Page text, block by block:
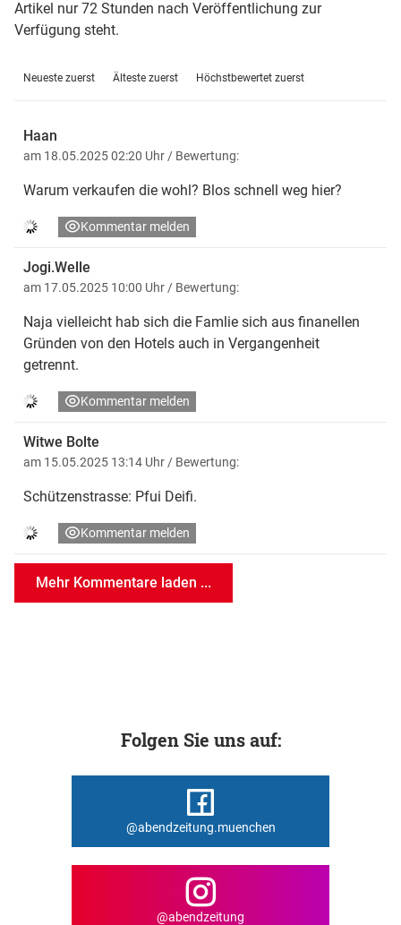
Artikel nur 72 Stunden nach Veröffentlichung zur
Verfügung steht.
Neueste zuerst Älteste zuerst Höchstbewertet zuerst
Haan
am 18.05.2025 02:20 Uhr/ Bewertung:
Warum verkaufen die wohl? Blos schnell weg hier?
Kommentar melden
Jogi.Welle
am 17.05.2025 10:00 Uhr/ Bewertung:
Naja vielleicht hab sich die Famlie sich aus finanellen
Gründen von den Hotels auch in Vergangenheit
getrennt.
Kommentar melden
Witwe Bolte
am 15.05.2025 13:14 Uhr/ Bewertung:
Schützenstrasse: Pfui Deifi.
Kommentar melden
Mehr Kommentare laden ...
Folgen Sie uns auf:
@abendzeitung.muenchen
@abendzeitung